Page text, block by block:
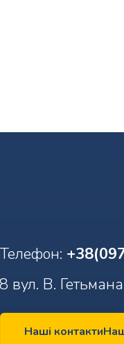
Телефон:
вул. В.
Наші контакти